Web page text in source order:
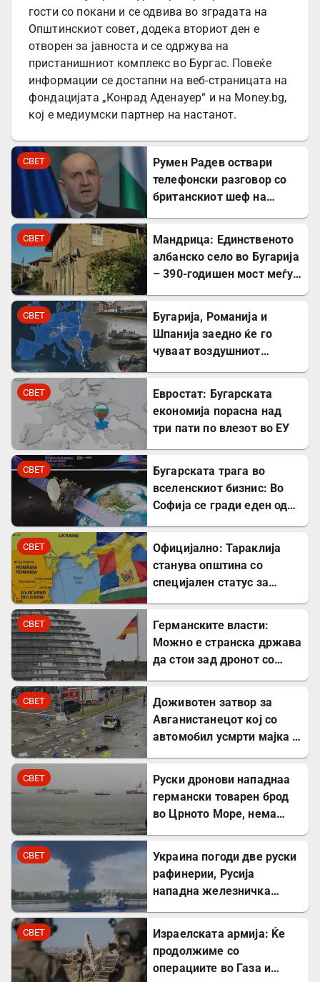
гости со покани и се одвива во зградата на
Општинскиот совет, додека вториот ден е
отворен за јавноста и се одржува на
пристанишниот комплекс во Бургас. Повеќе
информации се достапни на веб-страницата на
фондацијата „Конрад Аденауер“ и на Money.bg,
кој е медиумски партнер на настанот.
СВЕТ
Румен Радев оствари
телефонски разговор со
британскиот шеф на
СВЕТ
Мандрица: Единственото
албанско село во Бугарија
– 390-годишен мост меѓу
СВЕТ
Бугарија, Романија и
Шпанија заедно ќе го
чуваат воздушниот
СВЕТ
Евростат: Бугарската
економија порасна над
три пати по влезот во ЕУ
СВЕТ
Бугарската трага во
вселенскиот бизнис: Во
Софија се гради еден од
центри во Европа
СВЕТ
Официјално: Тараклија
станува општина со
специјален статус за
СВЕТ
Германските власти:
Можно е странска држава
да стои зад дронот со
СВЕТ
Доживотен затвор за
Авганистанецот кој со
автомобил усмрти мајка и
СВЕТ
Руски дронови нападнаа
германски товарен брод
во Црното Море, нема
СВЕТ
Украина погоди две руски
рафинерии, Русија
нападна железничка
СВЕТ
Израелската армија: Ќе
продолжиме со
операциите во Газа и